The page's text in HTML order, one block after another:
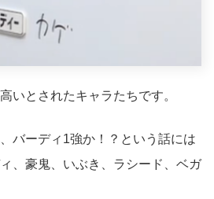
いとされたキャラたちです。
バーディ1強か！？という話には
、豪鬼、いぶき、ラシード、ベガ